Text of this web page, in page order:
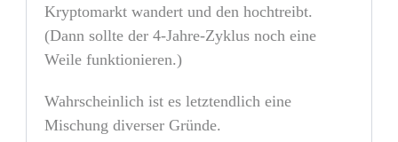
Kryptomarkt wandert und den hochtreibt.
(Dann sollte der 4-Jahre-Zyklus noch eine
Weile funktionieren.)
Wahrscheinlich ist es letztendlich eine
Mischung diverser Gründe.